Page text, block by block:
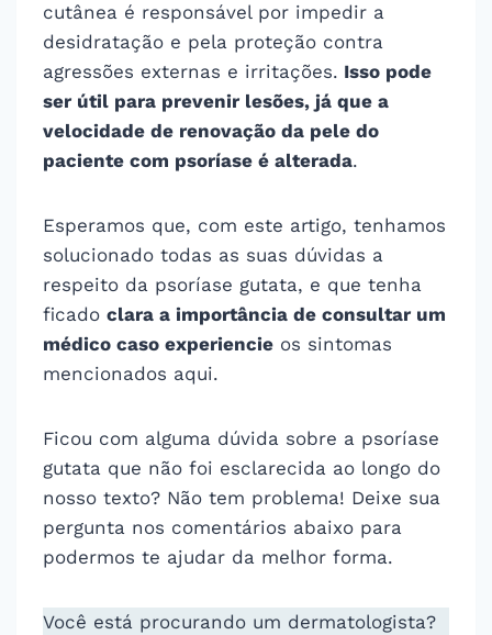
cutânea é responsável por impedir a
desidratação e pela proteção contra
agressões externas e irritações. Isso pode
ser útil para prevenir lesões, já que a
velocidade de renovação da pele do
paciente com psoríase é alterada.
Esperamos que, com este artigo, tenhamos
solucionado todas as suas dúvidas a
respeito da psoríase gutata, e que tenha
ficado clara a importância de consultar um
médico caso experiencieos sintomas
mencionados aqui.
Ficou com alguma dúvida sobre a psoríase
gutata que não foi esclarecida ao longo do
nosso texto? Não tem problema! Deixe sua
pergunta nos comentários abaixo para
podermos te ajudar da melhor forma.
Você está procurando um dermatologista?